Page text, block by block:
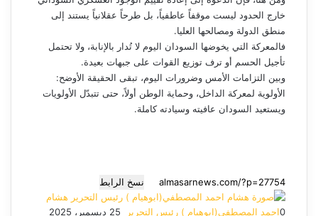
خارج الحدود ليست موقفاً عاطفياً، بل طرحاً عقلانياً يستند إلى
منطق الدولة ومصالحها العليا.
فالمعركة التي يخوضها السودان اليوم لا تُدار بالإنابة، ولا تحتمل
تأجيل الحسم أو ترف توزيع القوات على جبهات بعيدة.
وبين التزامات الأمس وضرورات اليوم، تبقى الحقيقة الأوضح:
الأولوية لمعركة الداخل، وحماية الوطن أولاً، حتى تتبدّل الأولويات
ويستعيد السودان عافيته وسيادته كاملة.
نسخ الرابط
هشام
احمد المصطفي(ابوهيام ) رئيس التحرير
أ25 ديسمبر، 2025
0